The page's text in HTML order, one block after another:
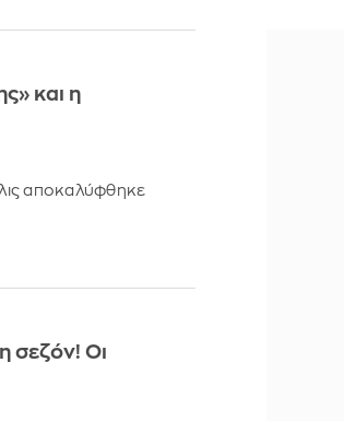
και η
αποκαλύφθηκε
σεζόν! Οι